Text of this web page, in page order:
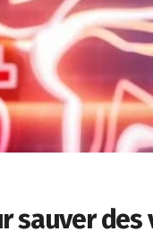
sauver des